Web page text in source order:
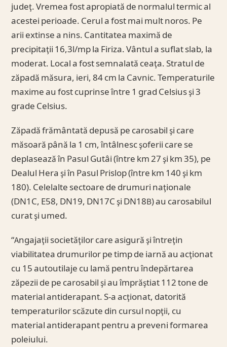
judeţ. Vremea fost apropiată de normalul termic al
acestei perioade. Cerul a fost mai mult noros. Pe
arii extinse a nins. Cantitatea maximă de
precipitaţii 16,3l/mp la Firiza. Vântul a suflat slab, la
moderat. Local a fost semnalată ceaţa. Stratul de
zăpadă măsura, ieri, 84 cm la Cavnic. Temperaturile
maxime au fost cuprinse între 1 grad Celsius şi 3
grade Celsius.
Zăpadă frământată depusă pe carosabil şi care
măsoară până la 1 cm, întâlnesc şoferii care se
deplasează în Pasul Gutâi (între km 27 şi km 35), pe
Dealul Hera şi în Pasul Prislop (între km 140 şi km
180). Celelalte sectoare de drumuri naţionale
(DN1C, E58, DN19, DN17C şi DN18B) au carosabilul
curat şi umed.
“Angajaţii societăţilor care asigură şi întreţin
viabilitatea drumurilor pe timp de iarnă au acţionat
cu 15 autoutilaje cu lamă pentru îndepărtarea
zăpezii de pe carosabil şi au împrăştiat 112 tone de
material antiderapant. S-a acţionat, datorită
temperaturilor scăzute din cursul nopţii, cu
material antiderapant pentru a preveni formarea
poleiului.